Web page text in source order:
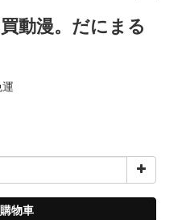
動漫。だにまる
物車